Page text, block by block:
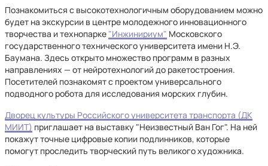
Познакомиться с высокотехнологичным оборудованием можно
будет на экскурсии в центре молодежного инновационного
творчества и технопарке "Инжинириум" Московского
государственного технического университета имени Н.Э.
Баумана. Здесь открыто множество программ в разных
направлениях — от нейротехнологий до ракетостроения.
Посетителей познакомят с проектом универсального
подводного робота для исследования морских глубин.
Дворец культуры Российского университета транспорта (ДК
МИИТ) приглашает на выставку "Неизвестный Ван Гог". На ней
покажут точные цифровые копии подлинников, которые
помогут проследить творческий путь великого художника.